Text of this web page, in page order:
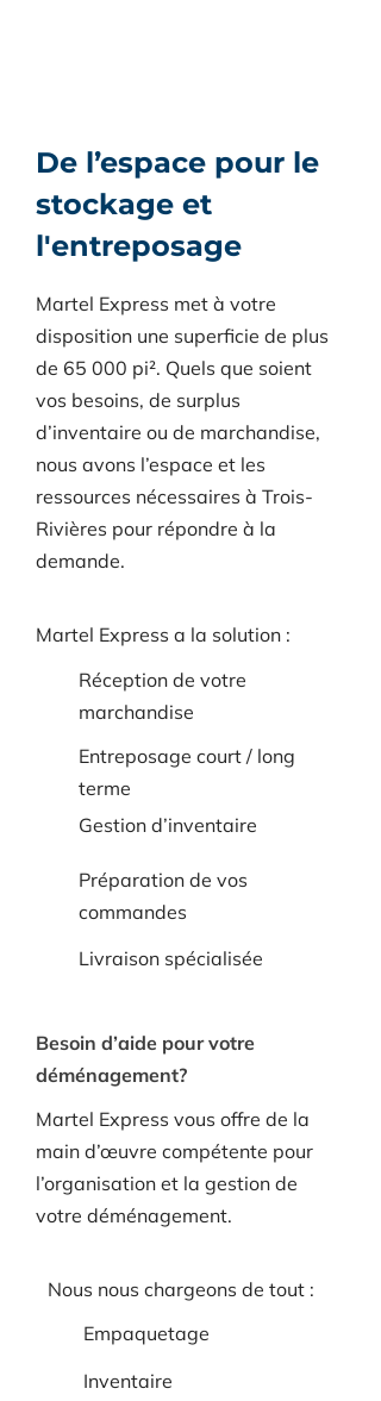
De l’espace pour le
stockage et
l'entreposage
Martel Express met à votre
disposition une superficie de plus
de 65 000 pi². Quels que soient
vos besoins, de surplus
d’inventaire ou de marchandise,
nous avons l’espace et les
ressources nécessaires à Trois-
Rivières pour répondre à la
demande.
Martel Express a la solution :
Réception de votre
marchandise
Entreposage court / long
terme
Gestion d’inventaire
Préparation de vos
commandes
Livraison spécialisée
Besoin d’aide pour votre
déménagement?
Martel Express vous offre de la
main d’œuvre compétente pour
l’organisation et la gestion de
votre déménagement.
Nous nous chargeons de tout :
Empaquetage
Inventaire